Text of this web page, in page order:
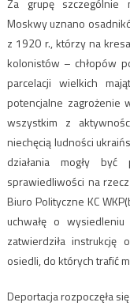
Za grupę szczególnie
Moskwy uznano
z 1920 r., którzy na
kolonistów – chłopów
parcelacji wielkich
potencjalne zagrożenie
wszystkim z
niechęcią ludności
działania mogły
sprawiedliwości na
Biuro Polityczne KC
uchwałę o
zatwierdziła instrukcję
osiedli, do których trafić
Deportacja rozpoczęła